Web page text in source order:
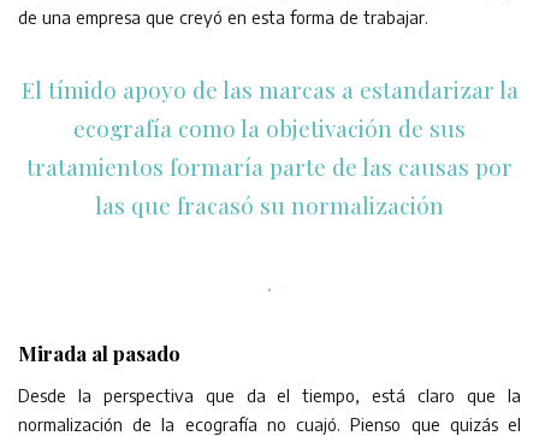
de una empresa que creyó en esta forma de trabajar.
El tímido apoyo de las marcas a estandarizar la
ecografía como la objetivación de sus
tratamientos formaría parte de las causas por
las que fracasó su normalización
.
Mirada al pasado
Desde la perspectiva que da el tiempo, está claro que la
normalización de la ecografía no cuajó. Pienso que quizás el